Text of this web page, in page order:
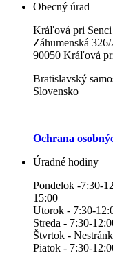
Obecný úrad
Kráľová pri Senci
Záhumenská
90050 Kráľová
Bratislavský
Slovensko
Ochrana
Úradné hodiny
Pondelok -7:30-
15:00
Utorok - 7:30-
Streda - 7:30-
Štvrtok -
Piatok - 7:30-